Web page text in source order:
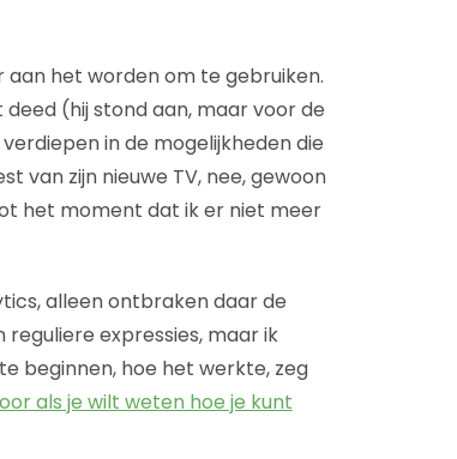
het worden om te gebruiken.
(hij stond aan, maar voor de
in de mogelijkheden die
van zijn nieuwe TV, nee, gewoon
het moment dat ik er niet meer
alleen ontbraken daar de
expressies, maar ik
beginnen, hoe het werkte, zeg
als je wilt weten hoe je kunt